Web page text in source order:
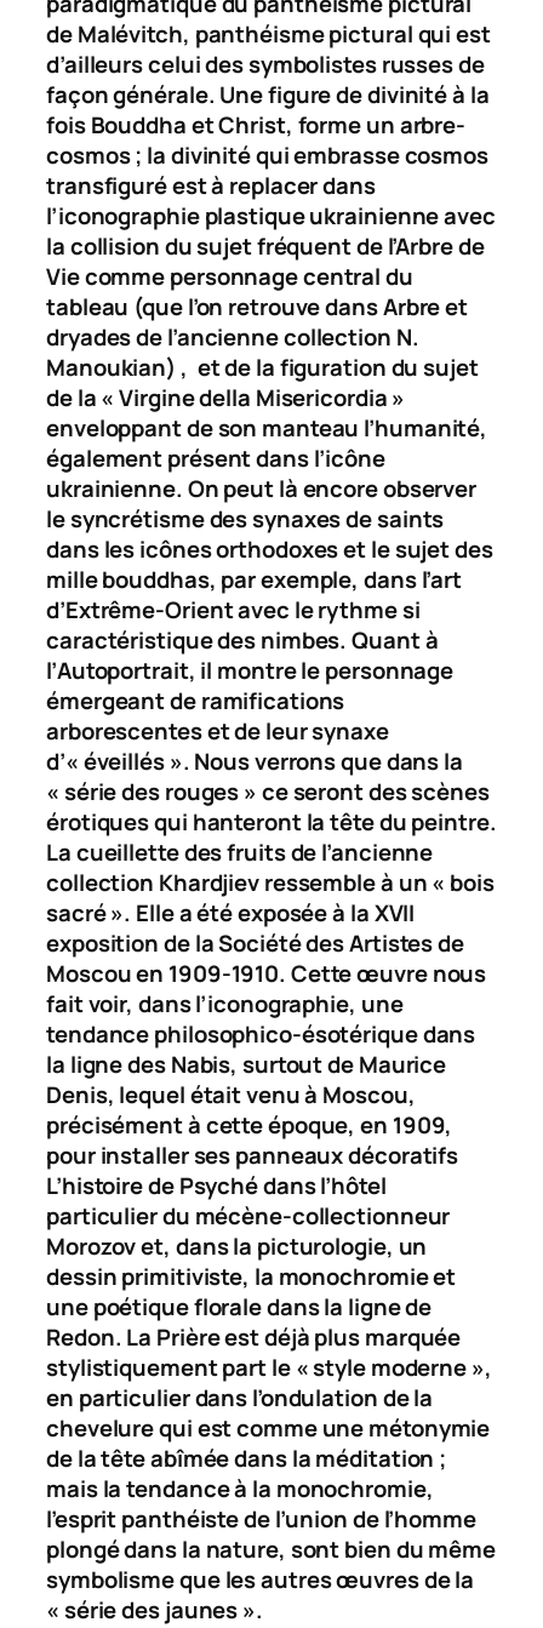
de Malévitch, panthéisme pictural qui est
d’ailleurs celui des symbolistes russes de
façon générale. Une figure de divinité à la
fois Bouddha et Christ, forme un arbre-
cosmos ; la divinité qui embrasse cosmos
transfiguré est à replacer dans
l’iconographie plastique ukrainienne avec
la collision du sujet fréquent de l’Arbre de
Vie comme personnage central du
tableau (que l’on retrouve dansArbre et
dryadesde l’ancienne collection N.
Manoukian) , et de la figuration du sujet
de la « Virgine della Misericordia »
enveloppant de son manteau l’humanité,
également présent dans l’icône
ukrainienne. On peut là encore observer
le syncrétisme des synaxes de saints
dans les icônes orthodoxes et le sujet des
mille bouddhas, par exemple, dans l’art
d’Extrême-Orient avec le rythme si
caractéristique des nimbes. Quant à
l’Autoportrait, il montre le personnage
émergeant de ramifications
arborescentes et de leur synaxe
d’« éveillés ». Nous verrons que dans la
« série des rouges » ce seront des scènes
érotiques qui hanteront la tête du peintre.
La cueillette des fruitsde l’ancienne
collection Khardjiev ressemble à un « bois
sacré ». Elle a été exposée à la XVII
exposition de la Société des Artistes de
Moscou en 1909-1910. Cette œuvre nous
fait voir, dans l’iconographie, une
tendance philosophico-ésotérique dans
la ligne des Nabis, surtout de Maurice
Denis, lequel était venu à Moscou,
précisément à cette époque, en 1909,
pour installer ses panneaux décoratifs
L’histoire de Psychédans l’hôtel
particulier du mécène-collectionneur
Morozov et, dans la picturologie, un
dessin primitiviste, la monochromie et
une poétique florale dans la ligne de
Redon. La Prièreest déjà plus marquée
stylistiquement part le « style moderne »,
en particulier dans l’ondulation de la
chevelure qui est comme une métonymie
de la tête abîmée dans la méditation ;
mais la tendance à la monochromie,
l’esprit panthéiste de l’union de l’homme
plongé dans la nature, sont bien du même
symbolisme que les autres œuvres de la
« série des jaunes ».